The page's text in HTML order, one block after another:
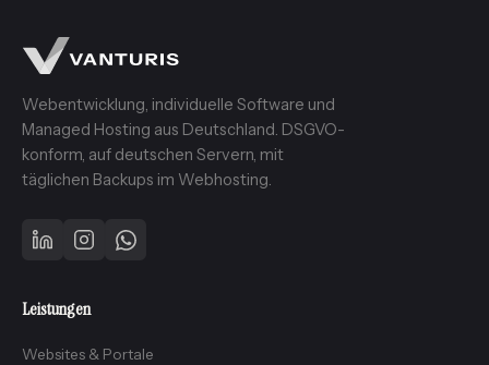
Webentwicklung, individuelle Software und
Managed Hosting aus Deutschland. DSGVO-
konform, auf deutschen Servern, mit
täglichen Backups im Webhosting.
Leistungen
Websites & Portale